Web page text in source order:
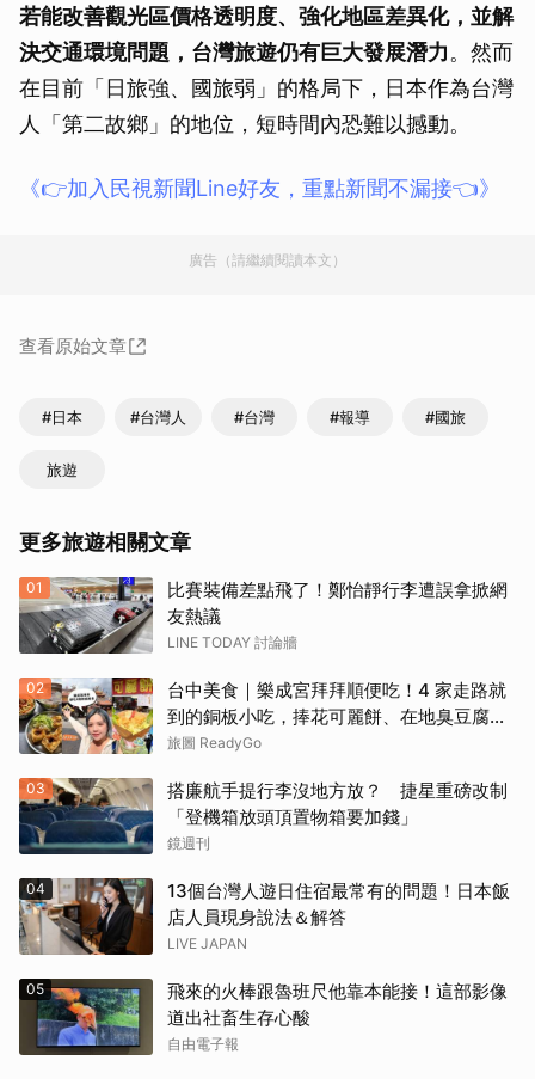
若能改善觀光區價格透明度、強化地區差異化，並解
決交通環境問題，台灣旅遊仍有巨大發展潛力。然而
在目前「日旅強、國旅弱」的格局下，日本作為台灣
人「第二故鄉」的地位，短時間內恐難以撼動。
《👉加入民視新聞Line好友，重點新聞不漏接👈》
廣告（請繼續閱讀本文）
查看原始文章
#日本 #台灣人 #台灣 #報導 #國旅
旅遊
更多旅遊相關文章
01
比賽裝備差點飛了！鄭怡靜行李遭誤拿掀網
友熱議
LINE TODAY 討論牆
02
台中美食｜樂成宮拜拜順便吃！4 家走路就
到的銅板小吃，捧花可麗餅、在地臭豆腐、
烤甜甜圈一次收
旅圖 ReadyGo
03
搭廉航手提行李沒地方放？ 捷星重磅改制
「登機箱放頭頂置物箱要加錢」
鏡週刊
04
13個台灣人遊日住宿最常有的問題！日本飯
店人員現身說法＆解答
LIVE JAPAN
05
飛來的火棒跟魯班尺他靠本能接！這部影像
道出社畜生存心酸
自由電子報